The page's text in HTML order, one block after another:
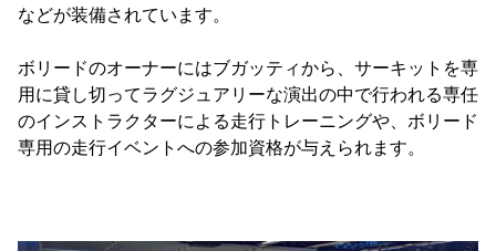
などが装備されています。
ボリードのオーナーにはブガッティから、サーキットを専
用に貸し切ってラグジュアリーな演出の中で行われる専任
のインストラクターによる走行トレーニングや、ボリード
専用の走行イベントへの参加資格が与えられます。